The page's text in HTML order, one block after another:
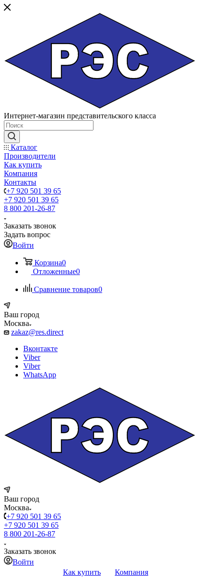
Интернет-магазин представительского класса
Каталог
Производители
Как купить
Компания
Контакты
+7 920 501 39 65
+7 920 501 39 65
8 800 201-26-87
Заказать звонок
Задать вопрос
Войти
Корзина0
Отложенные0
Сравнение товаров0
Ваш город
Москва
zakaz@res.direct
Вконтакте
Viber
Viber
WhatsApp
Ваш город
Москва
+7 920 501 39 65
+7 920 501 39 65
8 800 201-26-87
Заказать звонок
Войти
Как купить
Компания